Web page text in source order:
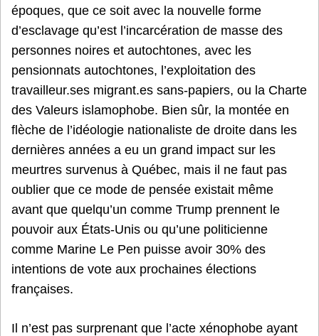
époques, que ce soit avec la nouvelle forme
d’esclavage qu’est l’incarcération de masse des
personnes noires et autochtones, avec les
pensionnats autochtones, l’exploitation des
travailleur.ses migrant.es sans-papiers, ou la Charte
des Valeurs islamophobe. Bien sûr, la montée en
flèche de l’idéologie nationaliste de droite dans les
dernières années a eu un grand impact sur les
meurtres survenus à Québec, mais il ne faut pas
oublier que ce mode de pensée existait même
avant que quelqu’un comme Trump prennent le
pouvoir aux États-Unis ou qu’une politicienne
comme Marine Le Pen puisse avoir 30% des
intentions de vote aux prochaines élections
françaises.
Il n’est pas surprenant que l’acte xénophobe ayant